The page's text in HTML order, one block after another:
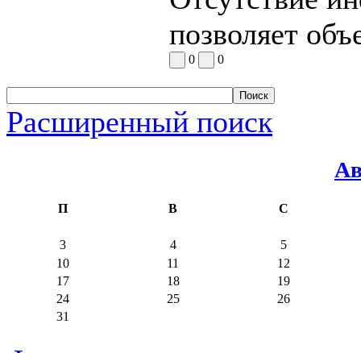
позволяет
0 0
Расширенный поиск
П В С
3 4
5
10
11
12
17
18
19
24
25
26
31